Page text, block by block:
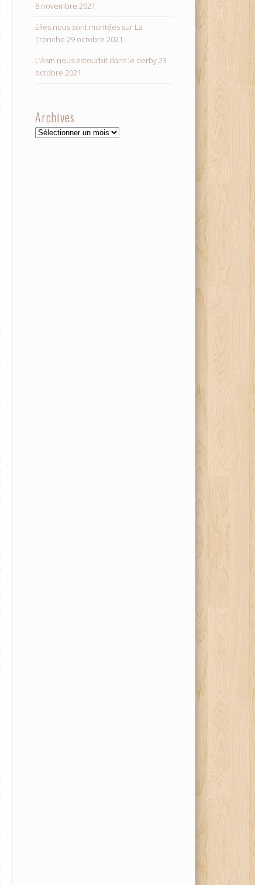
8 novembre 2021
Elles nous sont montées sur La
Tronche 29 octobre 2021
L’Asm nous estourbit dans le derby23
octobre 2021
Archives
Archives